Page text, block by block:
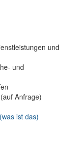
und
und
Anfrage)
(was ist das)